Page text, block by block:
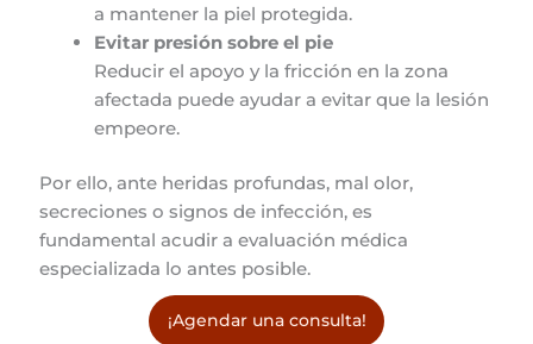
a mantener la piel protegida.
Evitar presión sobre el pie
Reducir el apoyo y la fricción en la zona
afectada puede ayudar a evitar que la lesión
empeore.
Por ello, ante heridas profundas, mal olor,
secreciones o signos de infección, es
fundamental acudir a evaluación médica
especializada lo antes posible.
¡Agendar una consulta!